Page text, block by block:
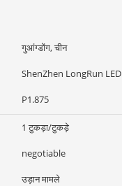
गुआंग्डोंग, चीन
ShenZhen LongRun LED
P1.875
1 टुकड़ा/टुकड़े
negotiable
उड़ान मामले